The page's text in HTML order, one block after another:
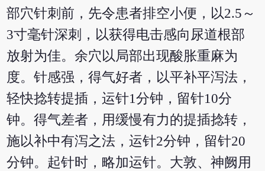
部穴针刺前，先令患者排空小便，以2.5～
3寸毫针深刺，以获得电击感向尿道根部
放射为佳。余穴以局部出现酸胀重麻为
度。针感强，得气好者，以平补平泻法，
轻快捻转提插，运针1分钟，留针10分
钟。得气差者，用缓慢有力的提插捻转，
施以补中有泻之法，运针2分钟，留针20
分钟。起针时，略加运针。大敦、神阙用